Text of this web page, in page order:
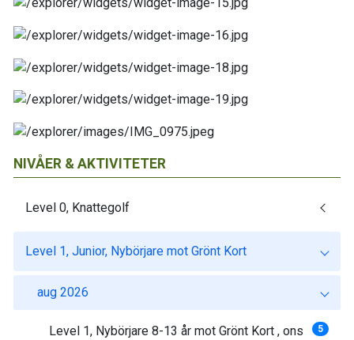
NIVÅER & AKTIVITETER
Level 0, Knattegolf
Level 1, Junior, Nybörjare mot Grönt Kort
aug 2026
Level 1, Nybörjare 8-13 år mot Grönt Kort , ons 5